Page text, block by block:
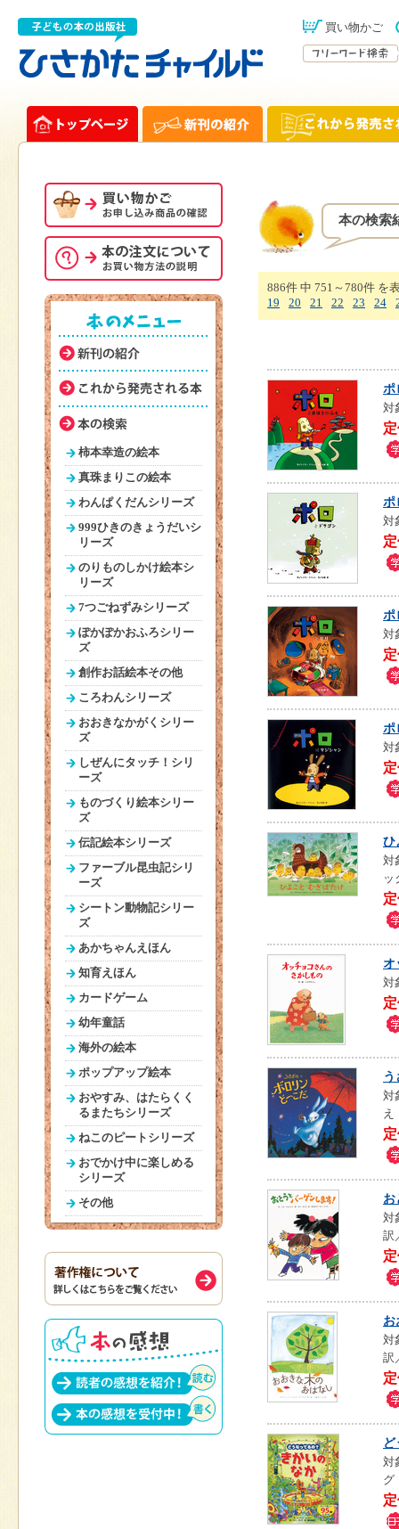
買い物かご
柿本幸造の絵本
真珠まりこの絵本
わんぱくだんシリーズ
999ひきのきょうだいシ
リーズ
のりものしかけ絵本シ
リーズ
7つごねずみシリーズ
ぽかぽかおふろシリー
ズ
創作お話絵本その他
ころわんシリーズ
おおきなかがくシリー
ズ
しぜんにタッチ！シリ
ーズ
ものづくり絵本シリー
ズ
伝記絵本シリーズ
ファーブル昆虫記シリ
ーズ
シートン動物記シリー
ズ
あかちゃんえほん
知育えほん
カードゲーム
幼年童話
海外の絵本
ポップアップ絵本
おやすみ、はたらくく
るまたちシリーズ
ねこのピートシリーズ
おでかけ中に楽しめる
シリーズ
その他
本の検
886件 中 751～780件 を
19
20 21 22 23 24
ポ
対
ポ
対
ポ
対
ポ
対
ひ
対
ッ
オ
対
対
え
お
対
訳
お
対
訳
対
グ